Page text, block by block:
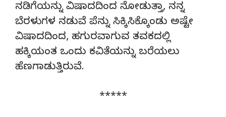
ನಡಿಗೆಯನ್ನು ವಿಷಾದದಿಂದ ನೋಡುತ್ತಾ, ನನ್ನ
ಬೆರಳುಗಳ ನಡುವೆ ಪೆನ್ನು ಸಿಕ್ಕಿಸಿಕ್ಕೊಂಡು ಅಷ್ಟೇ
ವಿಷಾದದಿಂದ, ಹಗುರವಾಗುವ ತವಕದಲ್ಲಿ
ಹಕ್ಕಿಯಂತ ಒಂದು ಕವಿತೆಯನ್ನು ಬರೆಯಲು
ಹೆಣಗಾಡುತ್ತಿರುವೆ.
*****